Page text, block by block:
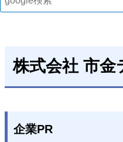
株式会社 市金
企業PR